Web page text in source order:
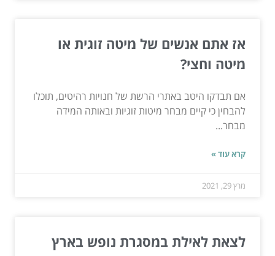
אז אתם אנשים של מיטה זוגית או
מיטה וחצי?
אם תבדקו היטב באתרי הרשת של חנויות רהיטים, תוכלו
להבחין כי קיים מבחר מיטות זוגיות ובאותה המידה
מבחר...
קרא עוד »
מרץ 29, 2021
לצאת לאילת במסגרת נופש בארץ